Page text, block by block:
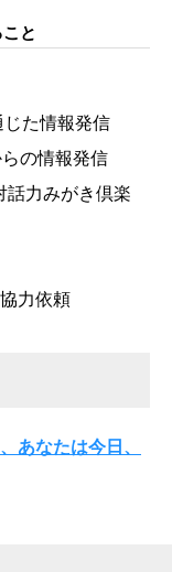
と
じた情報発信
の情報発信
話力みがき倶楽
力依頼
あなたは今日、